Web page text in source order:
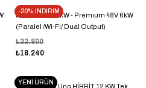
-20% İNDİRİM
MEXXSUN P6kW - Premium 48V 6kW
(Paralel /Wi-Fi/ Dual Output)
₺18.240
₺22.800
YENİ ÜRÜN
TommaTech Uno HİBRİT 12 KW Tek